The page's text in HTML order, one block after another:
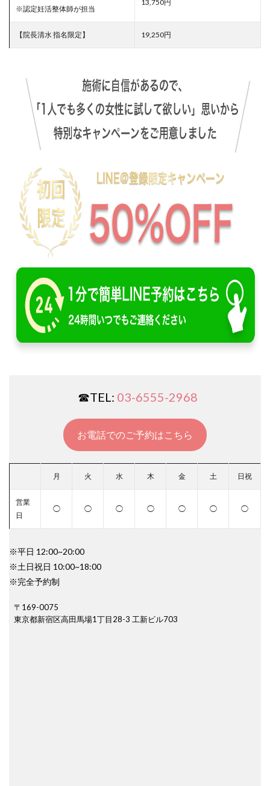
※認定妊活整体師が担当
13,750円
【院長清水 指名限定】 19,250円
☎︎TEL: 03-6555-2968
お電話でのご予約はこちら
月 火 水 木 金 土 日祝
営業
日
◯ ◯ ◯ ◯ ◯ ◯ ◯
※平日 12:00~20:00
※土日祝日 10:00~18:00
※完全予約制
〒169-0075
東京都新宿区高田馬場1丁目28-3 工新ビル703